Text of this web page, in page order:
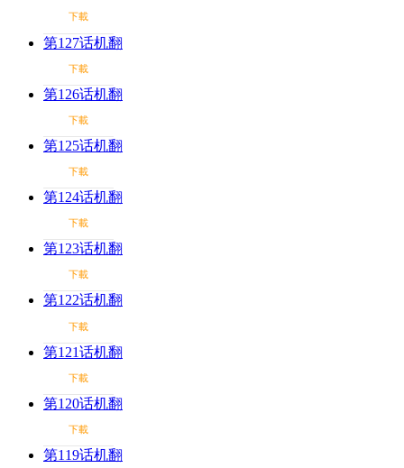
下載
第127话机翻
下載
第126话机翻
下載
第125话机翻
下載
第124话机翻
下載
第123话机翻
下載
第122话机翻
下載
第121话机翻
下載
第120话机翻
下載
第119话机翻